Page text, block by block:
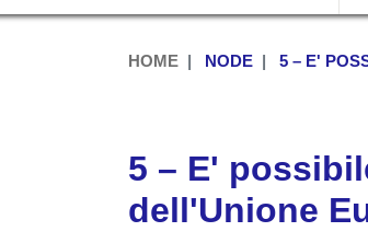
HOME NODE 5 – E'
5 – E'
dell'Unione